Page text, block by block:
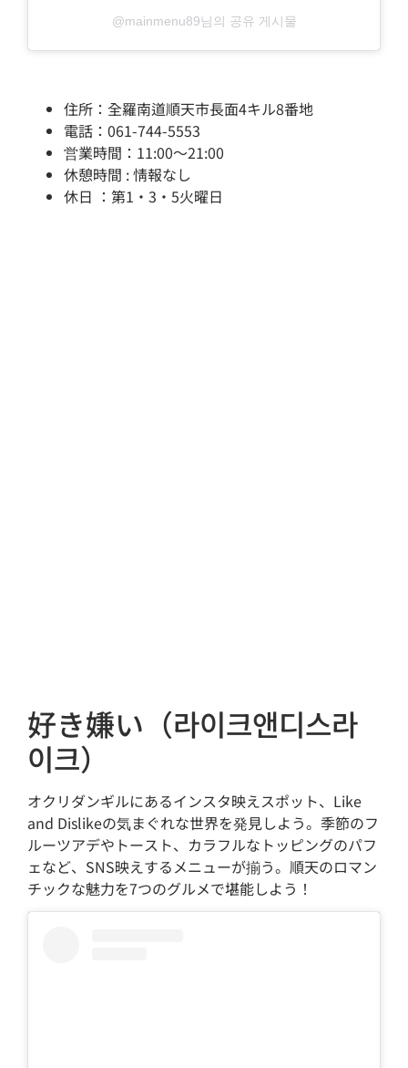
@mainmenu89님의 공유 게시물
住所：全羅南道順天市長面4キル8番地
電話：061-744-5553
営業時間：11:00～21:00
休憩時間 : 情報なし
休日 ：第1・3・5火曜日
好き嫌い（라이크앤디스라
이크）
オクリダンギルにあるインスタ映えスポット、Like
and Dislikeの気まぐれな世界を発見しよう。季節のフ
ルーツアデやトースト、カラフルなトッピングのパフ
ェなど、SNS映えするメニューが揃う。順天のロマン
チックな魅力を7つのグルメで堪能しよう！